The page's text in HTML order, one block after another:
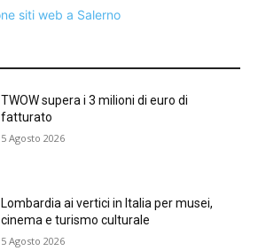
TWOW supera i 3 milioni di euro di
fatturato
5 Agosto 2026
Lombardia ai vertici in Italia per musei,
cinema e turismo culturale
5 Agosto 2026